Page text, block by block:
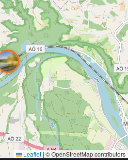
Leaflet |© OpenStreetMap contributors